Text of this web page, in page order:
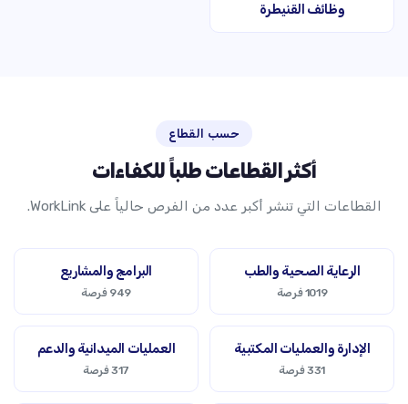
وظائف القنيطرة
حسب القطاع
أكثر القطاعات طلباً للكفاءات
القطاعات التي تنشر أكبر عدد من الفرص حالياً على WorkLink.
الرعاية الصحية والطب
1019 فرصة
البرامج والمشاريع
949 فرصة
الإدارة والعمليات المكتبية
331 فرصة
العمليات الميدانية والدعم
317 فرصة